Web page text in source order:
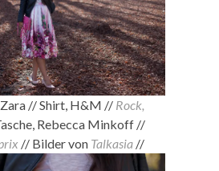
// Shirt, H&M // Rock,
Rebecca Minkoff //
// Bilder von Talkasia//